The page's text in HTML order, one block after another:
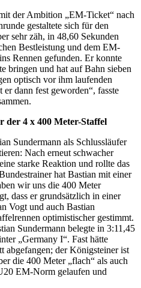
der Ambition „EM-Ticket“ nach
gestaltete sich für den
sehr zäh, in 48,60 Sekunden
Bestleistung und dem EM-
Rennen gefunden. Er konnte
bringen und hat auf Bahn sieben
optisch vor ihm laufenden
dann fest geworden“, fasste
der 4 x 400 Meter-Staffel
Sundermann als Schlussläufer
Nach erneut schwacher
starke Reaktion und rollte das
hat Bastian mit einer
wir uns die 400 Meter
dass er grundsätzlich in einer
Vogt und auch Bastian
optimistischer gestimmt.
Sundermann belegte in 3:11,45
„Germany I“. Fast hätte
abgefangen; der Königsteiner ist
die 400 Meter „flach“ als auch
EM-Norm gelaufen und